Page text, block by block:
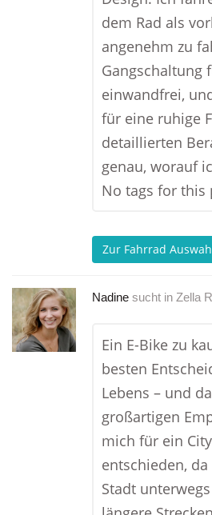
dem Rad als
angenehm zu
Gangschaltung
einwandfrei,
für eine ruhige
detaillierten
genau, worauf
No tags for this
Zur Fahrrad
Nadine sucht in Zella
Ein E-Bike zu
besten
Lebens – und
großartigen
mich für ein
entschieden,
Stadt